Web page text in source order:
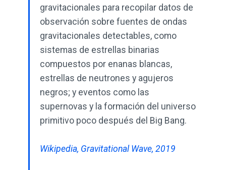
gravitacionales para recopilar datos de
observación sobre fuentes de ondas
gravitacionales detectables, como
sistemas de estrellas binarias
compuestos por enanas blancas,
estrellas de neutrones y agujeros
negros; y eventos como las
supernovas y la formación del universo
primitivo poco después del Big Bang.
Wikipedia, Gravitational Wave, 2019